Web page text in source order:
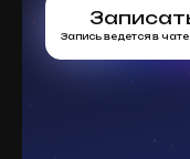
Запись ведется в